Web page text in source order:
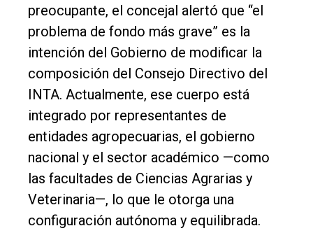
preocupante, el concejal alertó que “el
problema de fondo más grave” es la
intención del Gobierno de modificar la
composición del Consejo Directivo del
INTA. Actualmente, ese cuerpo está
integrado por representantes de
entidades agropecuarias, el gobierno
nacional y el sector académico —como
las facultades de Ciencias Agrarias y
Veterinaria—, lo que le otorga una
configuración autónoma y equilibrada.